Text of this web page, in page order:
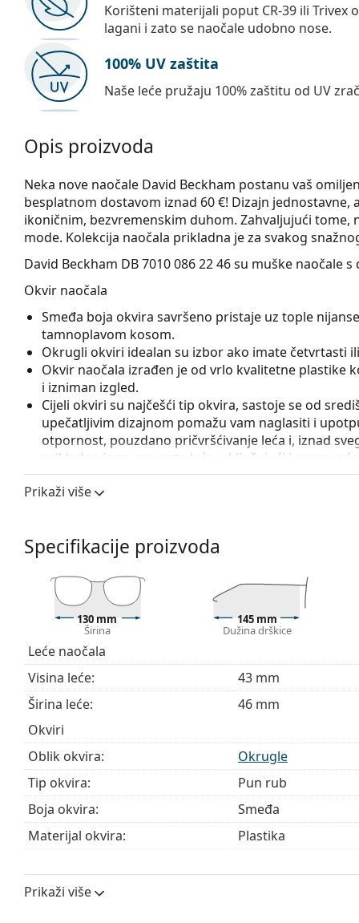
Korišteni materijali poput CR-39 ili Trivex
lagani i zato se naočale udobno nose.
100% UV zaštita
Naše leće pružaju 100% zaštitu od UV
Opis proizvoda
Neka nove naočale David Beckham postanu vaš
besplatnom dostavom iznad 60 €! Dizajn jednostavne,
ikoničnim, bezvremenskim duhom. Zahvaljujući tome,
mode. Kolekcija naočala prikladna je za svakog
David Beckham DB 7010 086 22 46su muške naočale
Okvir naočala
Smeđa boja okvira savršeno pristaje uz tople
tamnoplavom kosom.
Okrugli okviri idealan su izbor ako imate četvrtasti
Okvir naočala izrađen je od vrlo kvalitetne plastike
i izniman izgled.
Cijeli okviri su najčešći tip okvira, sastoje se od
upečatljivim dizajnom pomažu vam naglasiti i
otpornost, pouzdano pričvršćivanje leća i, iznad
prikladna je za sve vrste leća, uključujući i one s
Pribor
sadržavati tekstilnu vrećicu.
Istražite cijelu ponudu
kako biste
kupnju naočala
ako trebate pomoć pri odabiru.
Ovo je medicinski proizvod. Prije uporabe pročitajte
Prikaži više
Specifikacije proizvoda
130 mm
Širina
145 mm
Dužina drškice
Leće naočala
Visina leće:
43 mm
Širina leće:
46 mm
Okviri
Oblik okvira:
Okrugle
Tip okvira:
Pun rub
Boja okvira:
Smeđa
Materijal okvira:
Plastika
Širina:
Prikaži više